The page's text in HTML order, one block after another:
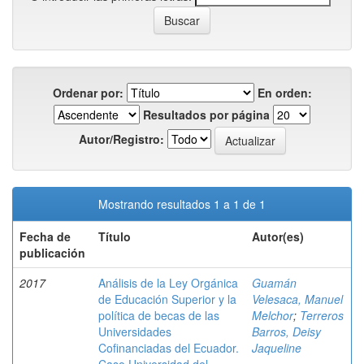
Ordenar por:
En orden:
Resultados por página
Autor/Registro:
Mostrando resultados 1 a 1 de 1
Fecha de
publicación
Título Autor(es)
2017
Análisis de la Ley Orgánica
de Educación Superior y la
política de becas de las
Universidades
Cofinanciadas del Ecuador.
Guamán
Velesaca, Manuel
Melchor; Terreros
Barros, Deisy
Jaqueline